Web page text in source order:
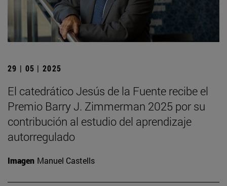
29 | 05 | 2025
El catedrático Jesús de la Fuente recibe el
Premio Barry J. Zimmerman 2025 por su
contribución al estudio del aprendizaje
autorregulado
Imagen Manuel Castells